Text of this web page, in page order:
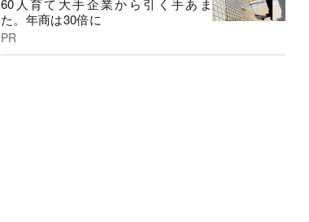
60人育て大手企業から引く手あま
た。年商は30倍に
PR